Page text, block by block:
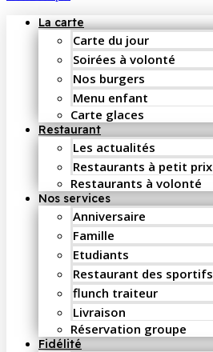
La carte
Carte du jour
Soirées à volonté
Nos burgers
Menu enfant
Carte glaces
Restaurant
Les actualités
Restaurants à petit prix
Restaurants à volonté
Nos services
Anniversaire
Famille
Etudiants
Restaurant des sportifs
flunch traiteur
Livraison
Réservation groupe
Fidélité